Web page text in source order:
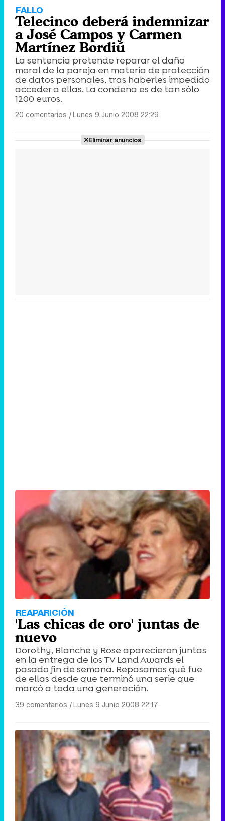
FALLO
Telecinco deberá indemnizar
a José Campos y Carmen
Martínez Bordiú
La sentencia pretende reparar el daño
moral de la pareja en materia de protección
de datos personales, tras haberles impedido
acceder a ellas. La condena es de tan sólo
1200 euros.
20 comentarios |Lunes 9 Junio 2008 22:29
Eliminar anuncios
REAPARICIÓN
'Las chicas de oro' juntas de
nuevo
Dorothy, Blanche y Rose aparecieron juntas
en la entrega de los TV Land Awards el
pasado fin de semana. Repasamos qué fue
de ellas desde que terminó una serie que
marcó a toda una generación.
39 comentarios |Lunes 9 Junio 2008 22:17